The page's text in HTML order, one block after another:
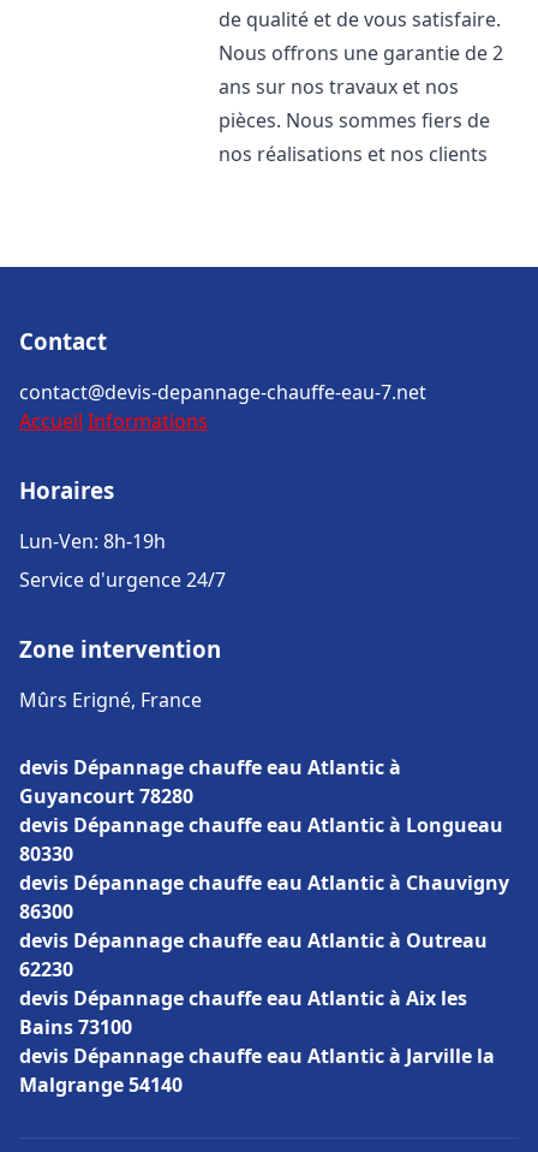
de qualité et de vous satisfaire.
Nous offrons une garantie de 2
ans sur nos travaux et nos
pièces. Nous sommes fiers de
nos réalisations et nos clients
Contact
contact@devis-depannage-chauffe-eau-7.net
Accueil Informations
Horaires
Lun-Ven: 8h-19h
Service d'urgence 24/7
Zone intervention
Mûrs Erigné, France
devis Dépannage chauffe eau Atlantic à
Guyancourt 78280
devis Dépannage chauffe eau Atlantic à Longueau
80330
devis Dépannage chauffe eau Atlantic à Chauvigny
86300
devis Dépannage chauffe eau Atlantic à Outreau
62230
devis Dépannage chauffe eau Atlantic à Aix les
Bains 73100
devis Dépannage chauffe eau Atlantic à Jarville la
Malgrange 54140